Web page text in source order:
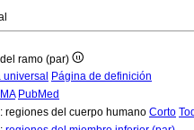
ramo (par)
universal Página de definición
PubMed
regiones del cuerpo humano Corto